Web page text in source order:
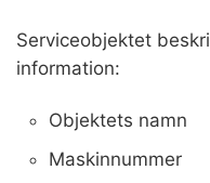
Serviceobjektet
information:
Objektets namn
Maskinnummer